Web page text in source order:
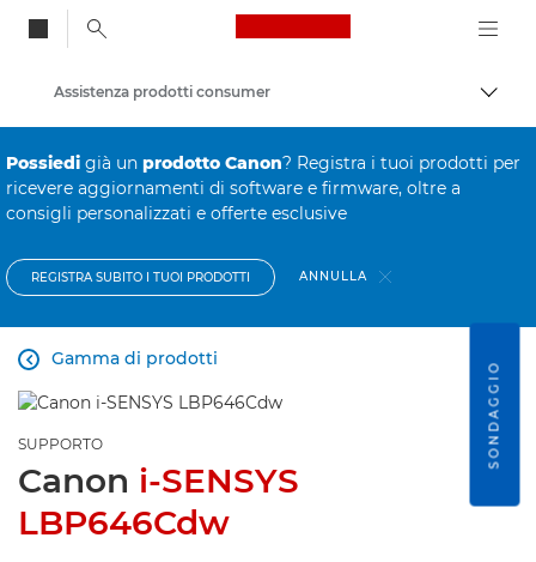
Canon Logo, back
Assistenza prodotti consumer
Possiedi già un prodotto Canon? Registra i tuoi prodotti per
ricevere aggiornamenti di software e firmware, oltre a
consigli personalizzati e offerte esclusive
REGISTRA SUBITO I TUOI PRODOTTI ANNULLA
Gamma di prodotti

SUPPORTO
Canon i-SENSYS
LBP646Cdw
SONDAGGIO